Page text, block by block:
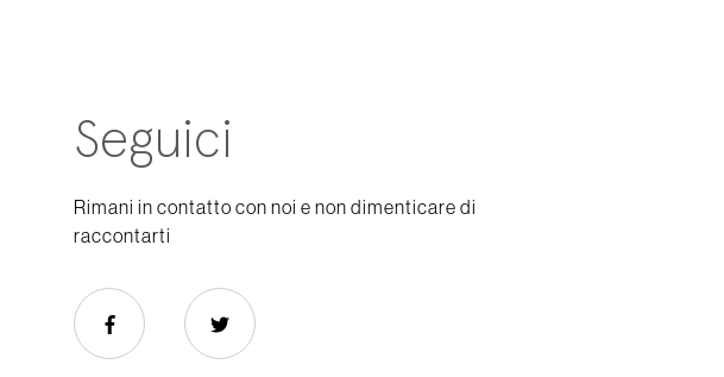
Seguici
Rimani in contatto con noi e non dimenticare di
raccontarti